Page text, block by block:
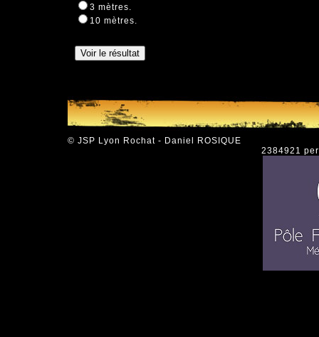
3 mètres.
10 mètres.
© JSP Lyon Rochat - Daniel ROSIQUE
2384921